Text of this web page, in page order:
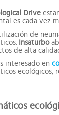
Drive
es cada vez
de
Insaturbo
de alta
interesado en
ecológicos,